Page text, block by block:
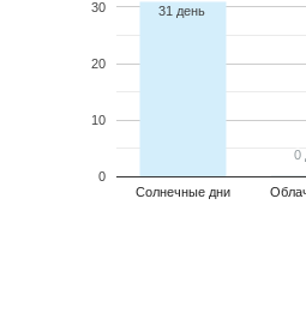
Солнечные дни
0
10
20
30 31 день
0
0